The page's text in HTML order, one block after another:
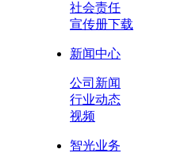
社会责任
宣传册下载
新闻中心
公司新闻
行业动态
视频
智光业务